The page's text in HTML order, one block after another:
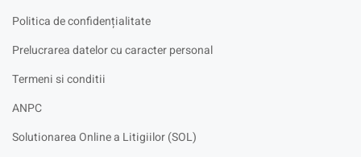
Politica de confidențialitate
Prelucrarea datelor cu caracter personal
Termeni si conditii
ANPC
Solutionarea Online a Litigiilor (SOL)